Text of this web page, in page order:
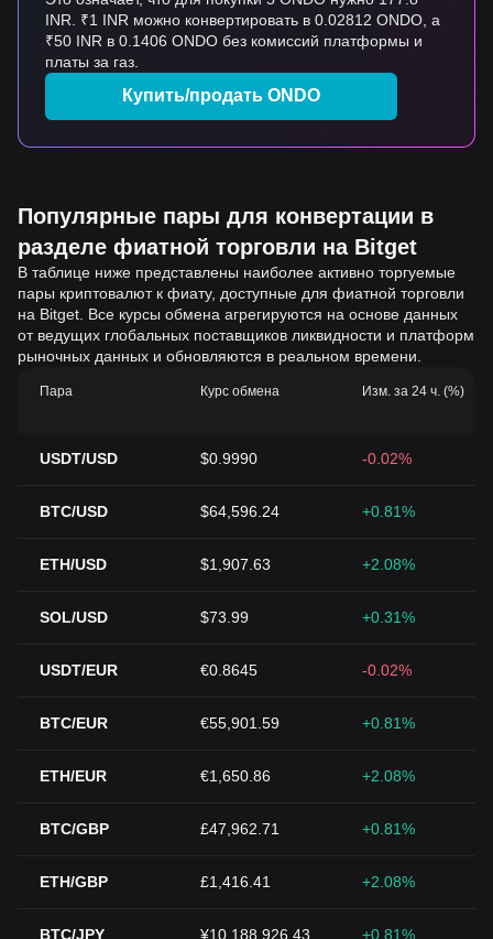
INR. ₹1 INR можно конвертировать в 0.02812 ONDO, а
₹50 INR в 0.1406 ONDO без комиссий платформы и
платы за газ.
Купить/продать ONDO
Популярные пары для конвертации в
разделе фиатной торговли на Bitget
В таблице ниже представлены наиболее активно торгуемые
пары криптовалют к фиату, доступные для фиатной торговли
на Bitget. Все курсы обмена агрегируются на основе данных
от ведущих глобальных поставщиков ликвидности и платформ
рыночных данных и обновляются в реальном времени.
Пара Курс обмена Изм. за 24 ч. (%)
USDT/USD $0.9990 -0.02%
BTC/USD $64,596.24 +0.81%
ETH/USD $1,907.63 +2.08%
SOL/USD $73.99 +0.31%
USDT/EUR €0.8645 -0.02%
BTC/EUR €55,901.59 +0.81%
ETH/EUR €1,650.86 +2.08%
BTC/GBP £47,962.71 +0.81%
ETH/GBP £1,416.41 +2.08%
BTC/JPY ¥10,188,926.43 +0.81%